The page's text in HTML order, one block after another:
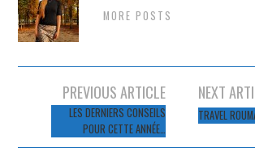
MORE POSTS
Navigation
articles
PREVIOUS ARTICLE
LES DERNIERS CONSEILS
POUR CETTE ANNÉE…
NEXT
TRAVEL